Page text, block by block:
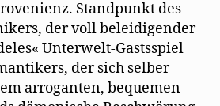
Standpunkt des
der voll beleidigender
Unterwelt-Gastsspiel
der sich selber
arroganten, bequemen